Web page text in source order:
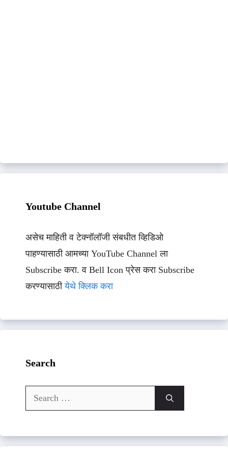
Youtube Channel
असेच माहिती व टेक्नॉलॉजी संबधीत व्हिडिओ
पाहण्यासाठी आमच्या YouTube Channel ला
Subscribe करा. व Bell Icon प्रेस करा Subscribe
करण्यासाठीयेथे क्लिक करा
Search
Search
for: